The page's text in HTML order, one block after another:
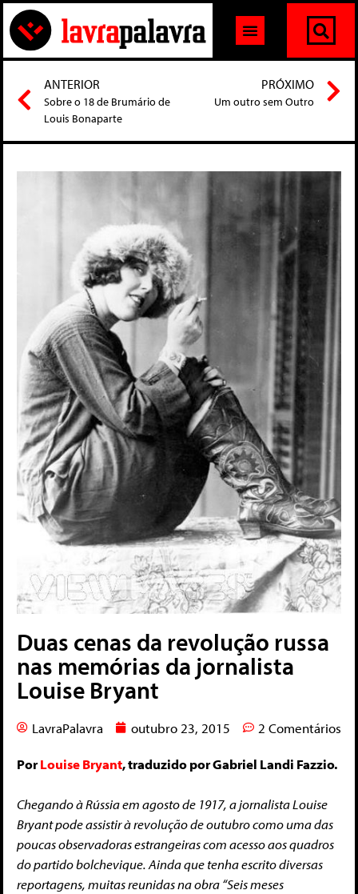
ANTERIOR
Sobre o 18 de Brumário de
Louis Bonaparte
PRÓXIMO
Um outro sem Outro
Duas cenas da revolução russa
nas memórias da jornalista
Louise Bryant
LavraPalavra outubro 23, 2015 2 Comentários
PorLouise Bryant, traduzido por Gabriel Landi Fazzio.
Chegando à Rússia em agosto de 1917, a jornalista Louise
Bryant pode assistir à revolução de outubro como uma das
poucas observadoras estrangeiras com acesso aos quadros
do partido bolchevique. Ainda que tenha escrito diversas
reportagens, muitas reunidas na obra “Seis meses